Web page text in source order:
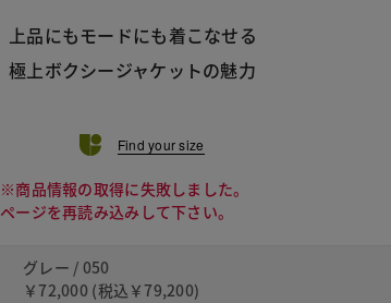
上品にもモードにも着こなせる
極上ボクシージャケットの魅力
Find your size
※商品情報の取得に失敗しました。
ページを再読み込みして下さい。
グレー / 050
￥72,000 (税込 ￥79,200)